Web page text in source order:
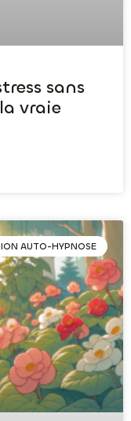
sans
vraie
AUTO-HYPNOSE